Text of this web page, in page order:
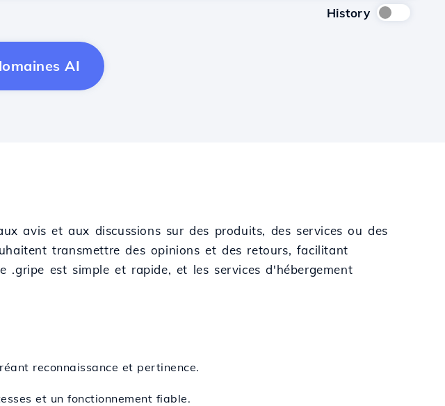
History
AI
avis et aux discussions sur des produits, des services ou des
transmettre des opinions et des retours, facilitant
.gripe est simple et rapide, et les services d'hébergement
reconnaissance et pertinence.
et un fonctionnement fiable.